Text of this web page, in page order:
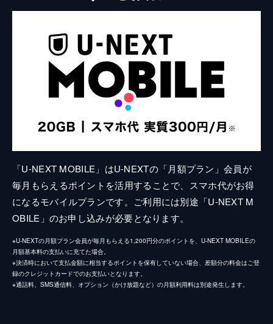
「U-NEXT MOBILE」はU-NEXTの「月額プラン」会員が
毎月もらえるポイントを活用することで、スマホ代がお得
になるモバイルプランです。ご利用には別途「U-NEXT M
OBILE」のお申し込みが必要となります。
※U-NEXTの月額プラン会員が毎月もらえる1,200円分のポイントを、U-NEXT MOBILEの
月額基本料の支払いに充てた場合。
※決済時において支払金額に相当するポイントを保有していない場合、差額分の料金はご登
録のクレジットカードでのお支払いとなります。
※通話料、SMS通信料、オプション（かけ放題など）の月額利用料は別途発生します。